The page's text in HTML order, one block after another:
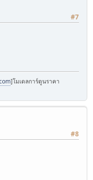
#7
]โมเดลการ์ตูนราคา
#8